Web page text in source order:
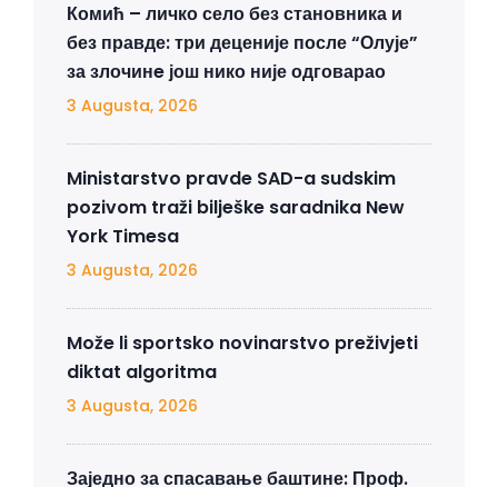
Комић – личко село без становника и
без правде: три деценије после “Олује”
за злочинe још нико није одговарао
3 Augusta, 2026
Ministarstvo pravde SAD-a sudskim
pozivom traži bilješke saradnika New
York Timesa
3 Augusta, 2026
Može li sportsko novinarstvo preživjeti
diktat algoritma
3 Augusta, 2026
Заједно за спасавање баштине: Проф.